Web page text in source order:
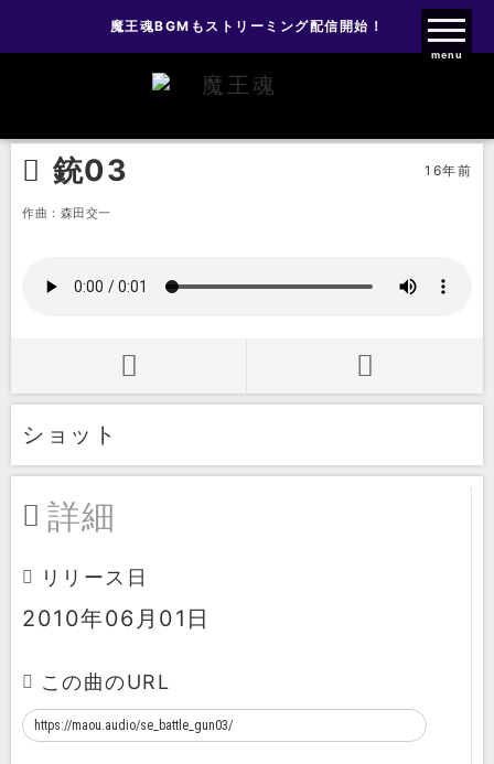
魔王魂ファンクラブ
魔王魂BGMもストリーミング配信開始！
menu
銃03 16年前
作曲：森田交一
ショット
詳細
リリース日
2010年06月01日
この曲のURL